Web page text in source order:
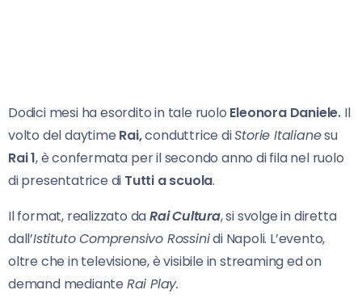
Dodici mesi ha esordito in tale ruolo Eleonora Daniele. Il
volto del daytime Rai,conduttrice diStorie Italianesu
Rai 1, è confermata per il secondo anno di fila nel ruolo
di presentatrice di Tutti a scuola.
Il format, realizzato daRai Cultura, si svolge in diretta
dall’Istituto Comprensivo Rossinidi Napoli. L’evento,
oltre che in televisione, è visibile in streaming ed on
demand mediante Rai Play.